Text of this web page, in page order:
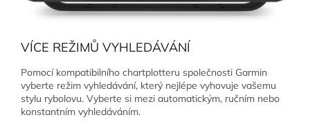
VÍCE REŽIMŮ VYHLEDÁVÁNÍ
Pomocí kompatibilního chartplotteru společnosti Garmin
vyberte režim vyhledávání, který nejlépe vyhovuje vašemu
stylu rybolovu. Vyberte si mezi automatickým, ručním nebo
konstantním vyhledáváním.